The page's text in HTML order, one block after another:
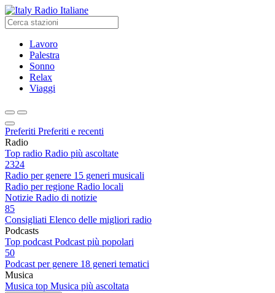
Radio Italiane
Lavoro
Palestra
Sonno
Relax
Viaggi
Preferiti Preferiti e recenti
Radio
Top radio Radio più ascoltate
2324
Radio per genere 15 generi musicali
Radio per regione Radio locali
Notizie Radio di notizie
85
Consigliati Elenco delle migliori radio
Podcasts
Top podcast Podcast più popolari
50
Podcast per genere 18 generi tematici
Musica
Musica top Musica più ascoltata